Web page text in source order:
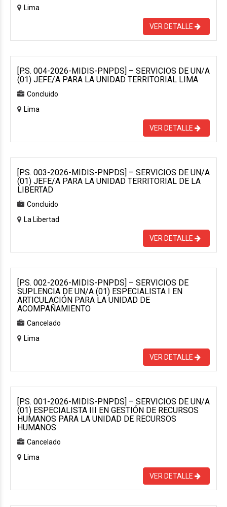
Lima
VER DETALLE
[P.S. 004-2026-MIDIS-PNPDS] – SERVICIOS DE UN/A
(01) JEFE/A PARA LA UNIDAD TERRITORIAL LIMA
Concluido
Lima
VER DETALLE
[P.S. 003-2026-MIDIS-PNPDS] – SERVICIOS DE UN/A
(01) JEFE/A PARA LA UNIDAD TERRITORIAL DE LA
LIBERTAD
Concluido
La Libertad
VER DETALLE
[P.S. 002-2026-MIDIS-PNPDS] – SERVICIOS DE
SUPLENCIA DE UN/A (01) ESPECIALISTA I EN
ARTICULACIÓN PARA LA UNIDAD DE
ACOMPAÑAMIENTO
Cancelado
Lima
VER DETALLE
[P.S. 001-2026-MIDIS-PNPDS] – SERVICIOS DE UN/A
(01) ESPECIALISTA III EN GESTIÓN DE RECURSOS
HUMANOS PARA LA UNIDAD DE RECURSOS
HUMANOS
Cancelado
Lima
VER DETALLE